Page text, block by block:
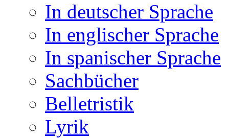
In deutscher Sprache
In englischer Sprache
In spanischer Sprache
Sachbücher
Belletristik
Lyrik